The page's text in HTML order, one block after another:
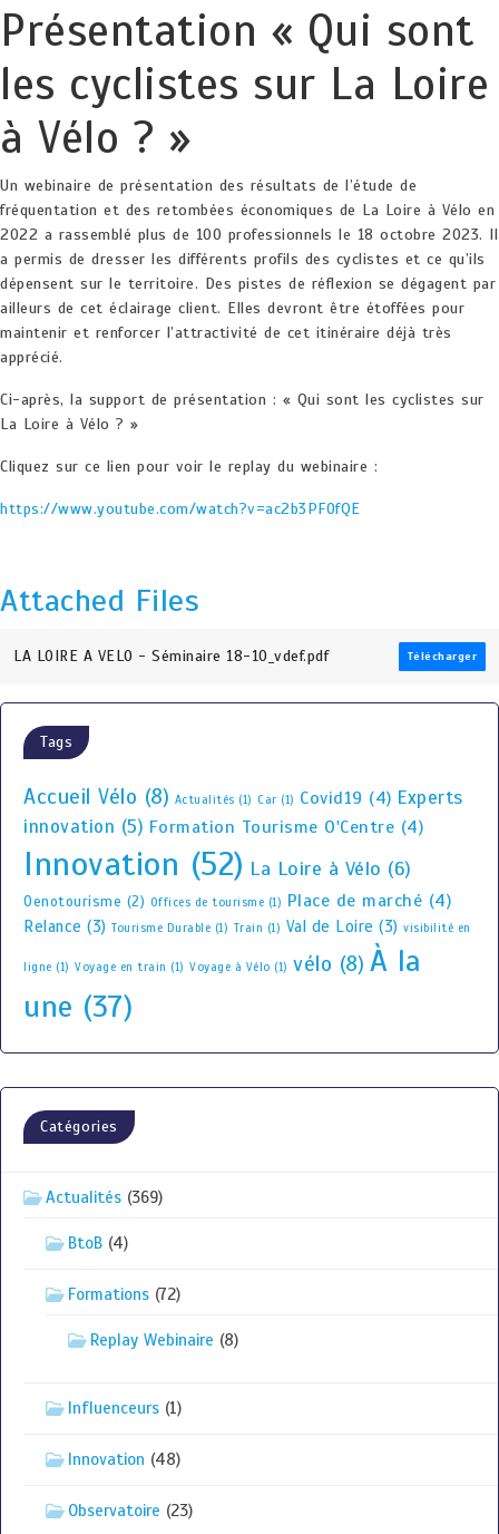
Présentation « Qui sont
les cyclistes sur La Loire
à Vélo ? »
Un webinaire de présentation des résultats de l’étude de
fréquentation et des retombées économiques de La Loire à Vélo en
2022 a rassemblé plus de 100 professionnels le 18 octobre 2023. Il
a permis de dresser les différents profils des cyclistes et ce qu’ils
dépensent sur le territoire. Des pistes de réflexion se dégagent par
ailleurs de cet éclairage client. Elles devront être étoffées pour
maintenir et renforcer l’attractivité de cet itinéraire déjà très
apprécié.
Ci-après, la support de présentation : « Qui sont les cyclistes sur
La Loire à Vélo ? »
Cliquez sur ce lien pour voir le replay du webinaire :
https://www.youtube.com/watch?v=ac2b3PFOfQE
Attached Files
LA LOIRE A VELO - Séminaire 18-10_vdef.pdf Télécharger
Tags
Accueil Vélo (8) Actualités (1) Car (1) Covid19 (4) Experts
innovation (5) Formation Tourisme O'Centre (4)
Innovation (52) La Loire à Vélo (6)
Oenotourisme (2) Offices de tourisme (1) Place de marché (4)
Relance (3) Tourisme Durable (1) Train (1) Val de Loire (3) visibilité en
ligne (1) Voyage en train (1) Voyage à Vélo (1) vélo (8) À la
une (37)
Catégories
Actualités (369)
BtoB (4)
Formations (72)
Replay Webinaire (8)
Influenceurs (1)
Innovation (48)
Observatoire (23)